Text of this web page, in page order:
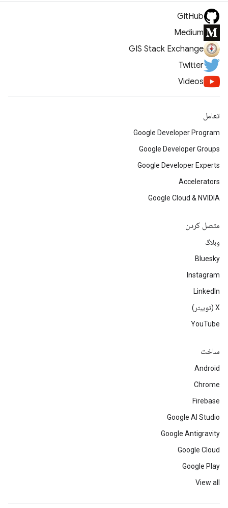
GitHub
Medium
GIS Stack Exchange
Twitter
Videos
تعامل
Google Developer Program
Google Developer Groups
Google Developer Experts
Accelerators
Google Cloud & NVIDIA
متصل کردن
وبلاگ
Bluesky
Instagram
LinkedIn
‫X (توییتر)
YouTube
ساخت
Android
Chrome
Firebase
Google AI Studio
Google Antigravity
Google Cloud
Google Play
View all